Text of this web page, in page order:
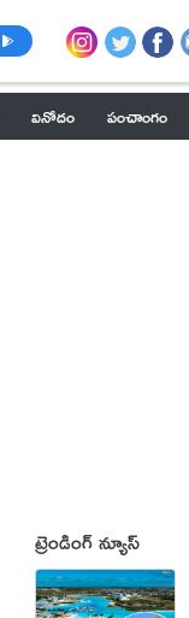
వినోదం పంచాంగం
ట్రెండింగ్ న్యూస్